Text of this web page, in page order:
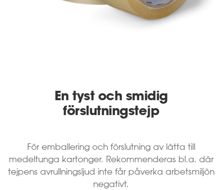
En tyst och smidig
förslutningstejp
För emballering och förslutning av lätta till
medeltunga kartonger. Rekommenderas bl.a. där
tejpens avrullningsljud inte får påverka arbetsmiljön
negativt.